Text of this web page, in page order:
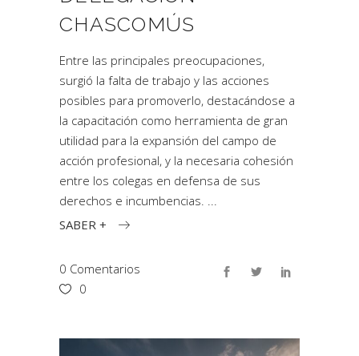
CHASCOMÚS
Entre las principales preocupaciones,
surgió la falta de trabajo y las acciones
posibles para promoverlo, destacándose a
la capacitación como herramienta de gran
utilidad para la expansión del campo de
acción profesional, y la necesaria cohesión
entre los colegas en defensa de sus
derechos e incumbencias.
SABER +
0 Comentarios
0